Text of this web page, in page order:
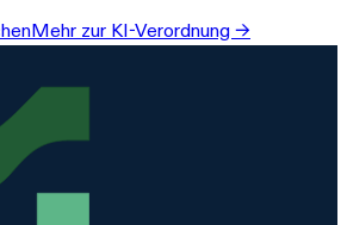
Mehr zur KI-Verordnung →